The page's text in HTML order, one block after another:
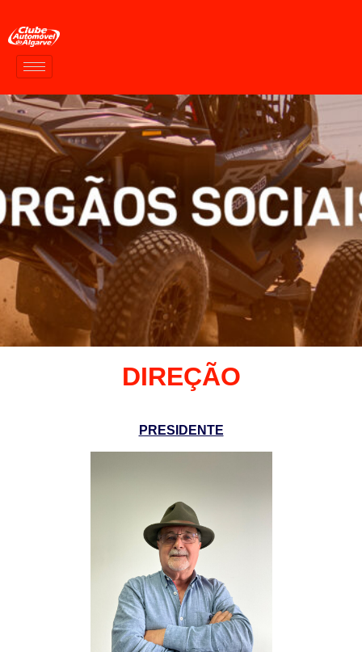
DIREÇÃO
PRESIDENTE